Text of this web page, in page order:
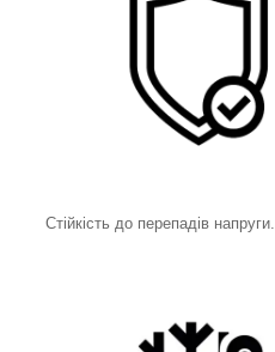
Стійкість до перепадів напруги.